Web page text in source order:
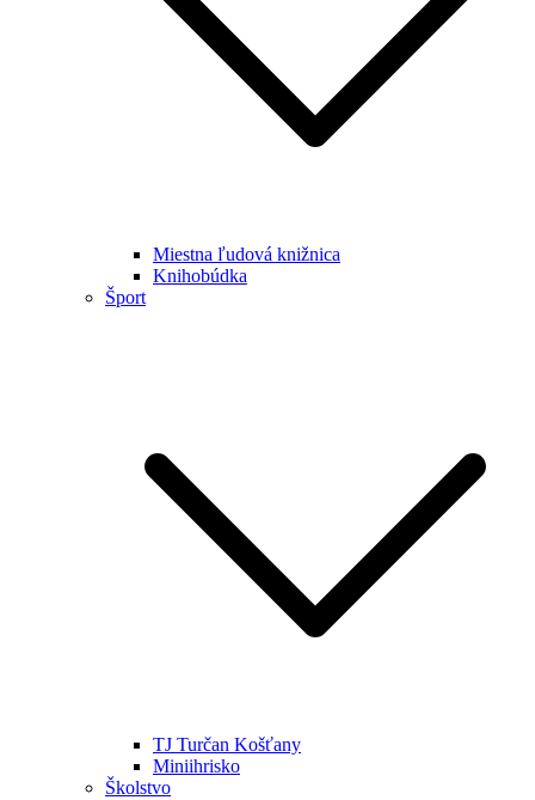
Miestna ľudová knižnica
Knihobúdka
Šport
TJ Turčan Košťany
Miniihrisko
Školstvo